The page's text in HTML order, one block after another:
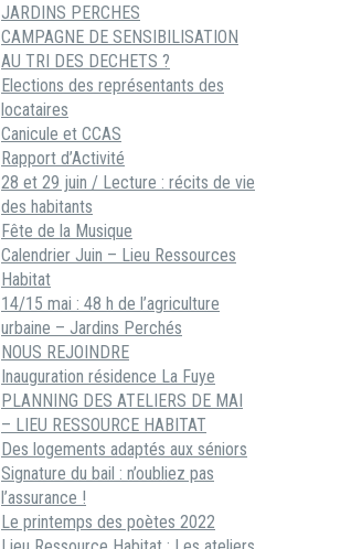
JARDINS PERCHES
CAMPAGNE DE SENSIBILISATION
AU TRI DES DECHETS ?
Elections des représentants des
locataires
Canicule et CCAS
Rapport d’Activité
28 et 29 juin / Lecture : récits de vie
des habitants
Fête de la Musique
Calendrier Juin – Lieu Ressources
Habitat
14/15 mai : 48 h de l’agriculture
urbaine – Jardins Perchés
NOUS REJOINDRE
Inauguration résidence La Fuye
PLANNING DES ATELIERS DE MAI
– LIEU RESSOURCE HABITAT
Des logements adaptés aux séniors
Signature du bail : n’oubliez pas
l’assurance !
Le printemps des poètes 2022